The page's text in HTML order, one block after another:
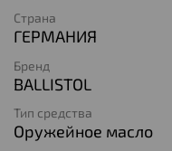
Страна
ГЕРМАНИЯ
Бренд
BALLISTOL
Тип средства
Оружейное масло